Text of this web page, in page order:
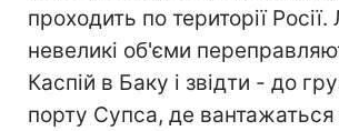
проходить по території
невеликі об'єми
Каспій в Баку і звідти - до
порту Супса, де вантажаться